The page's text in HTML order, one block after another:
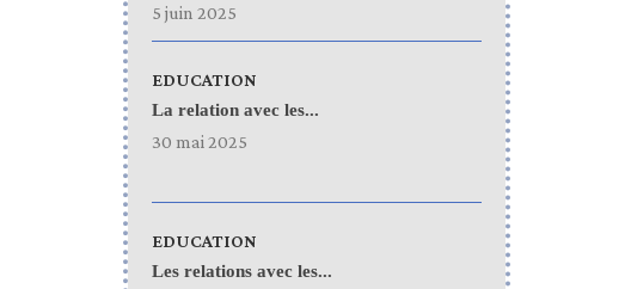
5 juin 2025
EDUCATION
La relation avec les...
30 mai 2025
EDUCATION
Les relations avec les...